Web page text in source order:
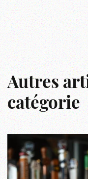
Autres
catégorie